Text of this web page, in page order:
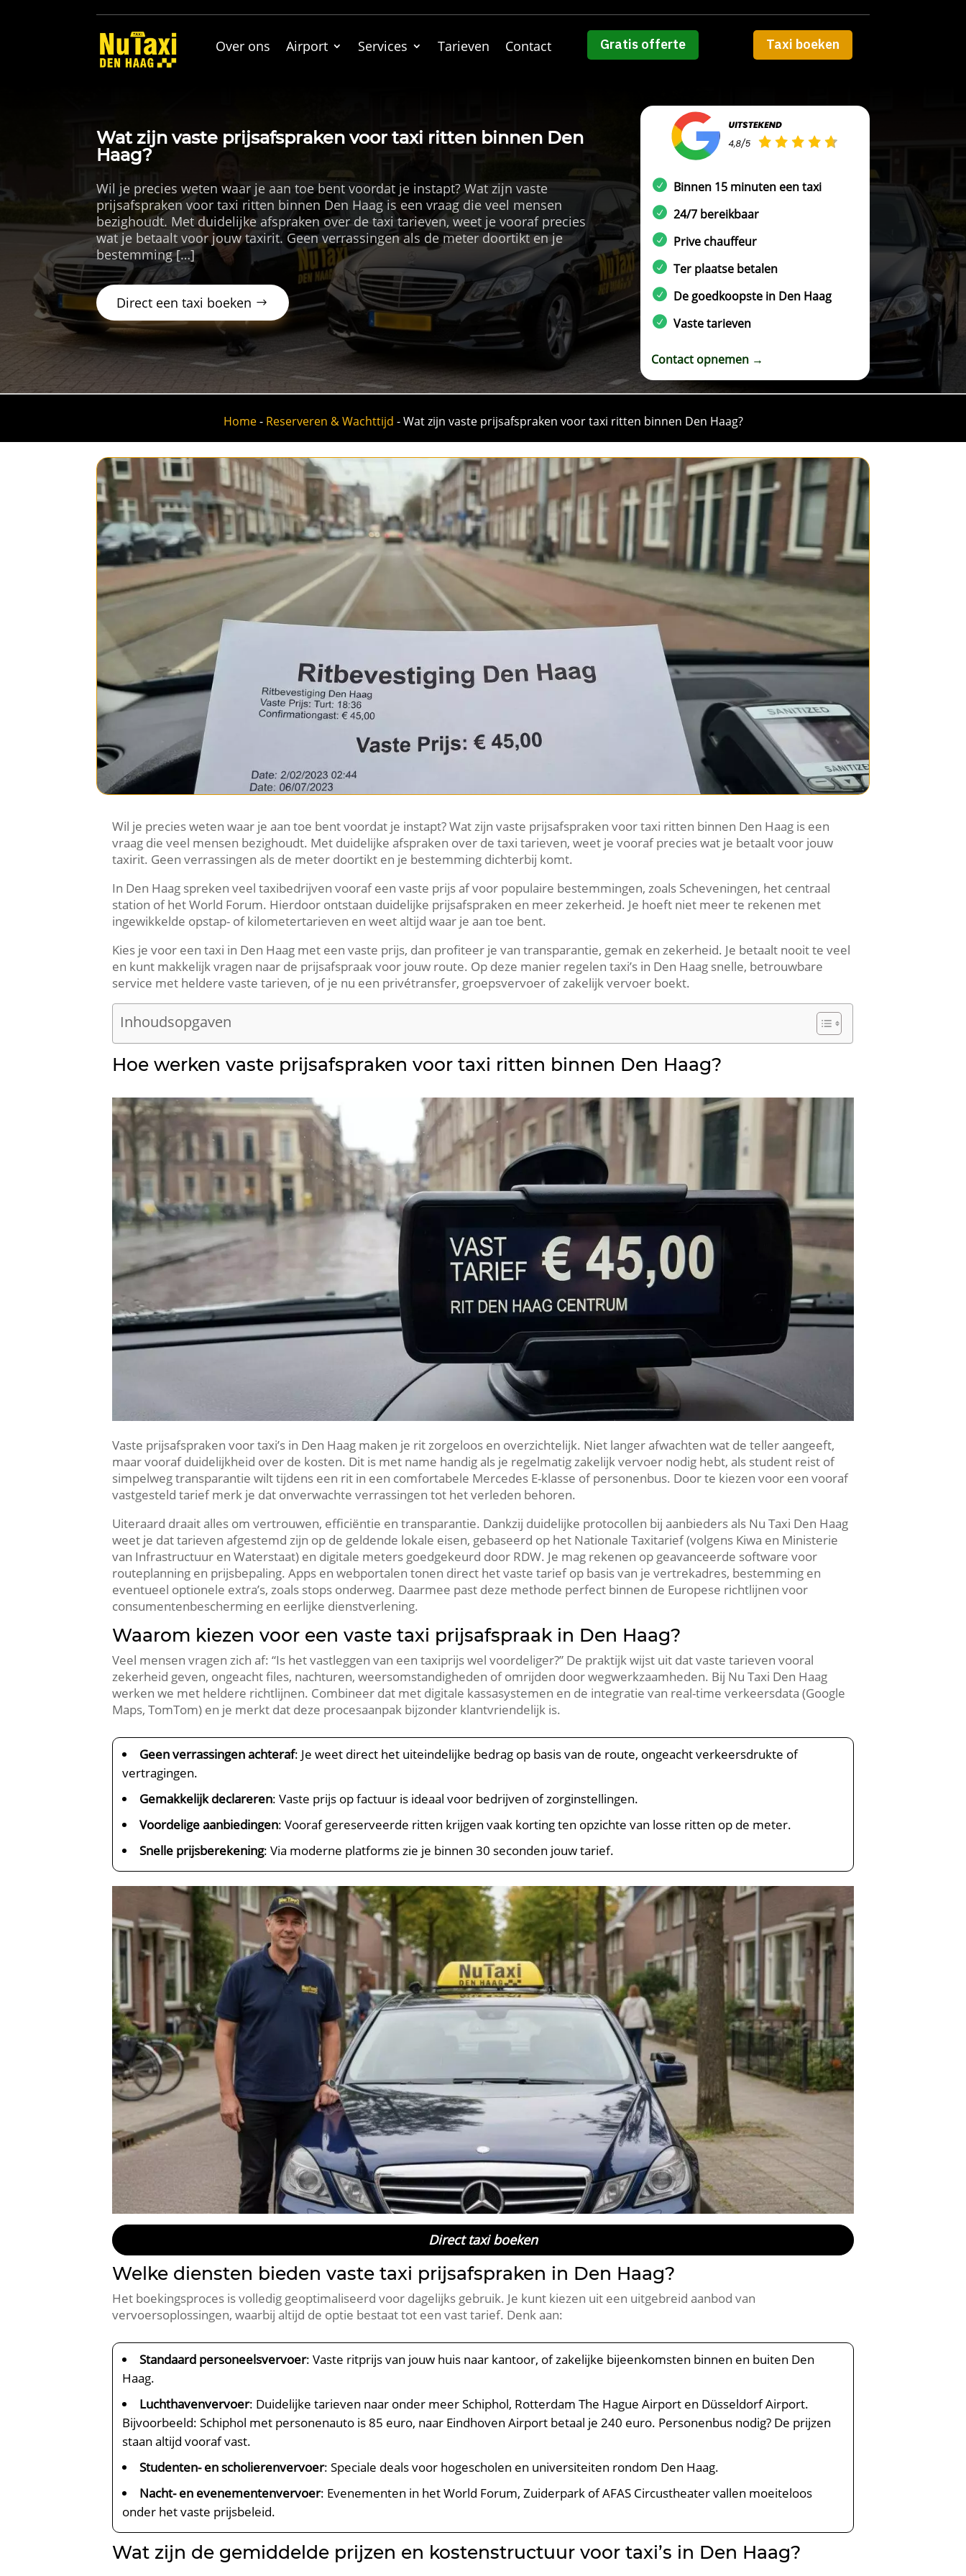
Over ons Airport Services Tarieven Contact Gratis offerte Taxi boeken
Wat zijn vaste prijsafspraken voor taxi ritten binnen Den
Haag?
Wil je precies weten waar je aan toe bent voordat je instapt? Wat zijn vaste
prijsafspraken voor taxi ritten binnen Den Haag is een vraag die veel mensen
bezighoudt. Met duidelijke afspraken over de taxi tarieven, weet je vooraf precies
wat je betaalt voor jouw taxirit. Geen verrassingen als de meter doortikt en je
bestemming […]
Direct een taxi boeken
Binnen 15 minuten een taxi
24/7 bereikbaar
Prive chauffeur
Ter plaatse betalen
De goedkoopste in Den Haag
Vaste tarieven
Contact opnemen →
Home- Reserveren & Wachttijd -Wat zijn vaste prijsafspraken voor taxi ritten binnen Den Haag?
Wil je precies weten waar je aan toe bent voordat je instapt? Wat zijn vaste prijsafspraken voor taxi ritten binnen Den Haag is een
vraag die veel mensen bezighoudt. Met duidelijke afspraken over de taxi tarieven, weet je vooraf precies wat je betaalt voor jouw
taxirit. Geen verrassingen als de meter doortikt en je bestemming dichterbij komt.
In Den Haag spreken veel taxibedrijven vooraf een vaste prijs af voor populaire bestemmingen, zoals Scheveningen, het centraal
station of het World Forum. Hierdoor ontstaan duidelijke prijsafspraken en meer zekerheid. Je hoeft niet meer te rekenen met
ingewikkelde opstap- of kilometertarieven en weet altijd waar je aan toe bent.
Kies je voor een taxi in Den Haag met een vaste prijs, dan profiteer je van transparantie, gemak en zekerheid. Je betaalt nooit te veel
en kunt makkelijk vragen naar de prijsafspraak voor jouw route. Op deze manier regelen taxi’s in Den Haag snelle, betrouwbare
service met heldere vaste tarieven, of je nu een privétransfer, groepsvervoer of zakelijk vervoer boekt.
Inhoudsopgaven
Hoe werken vaste prijsafspraken voor taxi ritten binnen Den Haag?
Vaste prijsafspraken voor taxi’s in Den Haag maken je rit zorgeloos en overzichtelijk. Niet langer afwachten wat de teller aangeeft,
maar vooraf duidelijkheid over de kosten. Dit is met name handig als je regelmatig zakelijk vervoer nodig hebt, als student reist of
simpelweg transparantie wilt tijdens een rit in een comfortabele Mercedes E-klasse of personenbus. Door te kiezen voor een vooraf
vastgesteld tarief merk je dat onverwachte verrassingen tot het verleden behoren.
Uiteraard draait alles om vertrouwen, efficiëntie en transparantie. Dankzij duidelijke protocollen bij aanbieders als Nu Taxi Den Haag
weet je dat tarieven afgestemd zijn op de geldende lokale eisen, gebaseerd op het Nationale Taxitarief (volgens Kiwa en Ministerie
van Infrastructuur en Waterstaat) en digitale meters goedgekeurd door RDW. Je mag rekenen op geavanceerde software voor
routeplanning en prijsbepaling. Apps en webportalen tonen direct het vaste tarief op basis van je vertrekadres, bestemming en
eventueel optionele extra’s, zoals stops onderweg. Daarmee past deze methode perfect binnen de Europese richtlijnen voor
consumentenbescherming en eerlijke dienstverlening.
Waarom kiezen voor een vaste taxi prijsafspraak in Den Haag?
Veel mensen vragen zich af: “Is het vastleggen van een taxiprijs wel voordeliger?” De praktijk wijst uit dat vaste tarieven vooral
zekerheid geven, ongeacht files, nachturen, weersomstandigheden of omrijden door wegwerkzaamheden. Bij Nu Taxi Den Haag
werken we met heldere richtlijnen. Combineer dat met digitale kassasystemen en de integratie van real-time verkeersdata (Google
Maps, TomTom) en je merkt dat deze procesaanpak bijzonder klantvriendelijk is.
Geen verrassingen achteraf: Je weet direct het uiteindelijke bedrag op basis van de route, ongeacht verkeersdrukte of
vertragingen.
Gemakkelijk declareren: Vaste prijs op factuur is ideaal voor bedrijven of zorginstellingen.
Voordelige aanbiedingen: Vooraf gereserveerde ritten krijgen vaak korting ten opzichte van losse ritten op de meter.
Snelle prijsberekening: Via moderne platforms zie je binnen 30 seconden jouw tarief.
Direct taxi boeken
Welke diensten bieden vaste taxi prijsafspraken in Den Haag?
Het boekingsproces is volledig geoptimaliseerd voor dagelijks gebruik. Je kunt kiezen uit een uitgebreid aanbod van
vervoersoplossingen, waarbij altijd de optie bestaat tot een vast tarief. Denk aan:
Standaard personeelsvervoer: Vaste ritprijs van jouw huis naar kantoor, of zakelijke bijeenkomsten binnen en buiten Den
Haag.
Luchthavenvervoer: Duidelijke tarieven naar onder meer Schiphol, Rotterdam The Hague Airport en Düsseldorf Airport.
Bijvoorbeeld: Schiphol met personenauto is 85 euro, naar Eindhoven Airport betaal je 240 euro. Personenbus nodig? De prijzen
staan altijd vooraf vast.
Studenten- en scholierenvervoer: Speciale deals voor hogescholen en universiteiten rondom Den Haag.
Nacht- en evenementenvervoer: Evenementen in het World Forum, Zuiderpark of AFAS Circustheater vallen moeiteloos
onder het vaste prijsbeleid.
Wat zijn de gemiddelde prijzen en kostenstructuur voor taxi’s in Den Haag?